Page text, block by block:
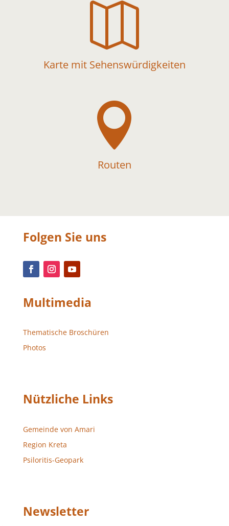

Karte mit Sehenswürdigkeiten

Routen
Folgen Sie uns
Multimedia
Thematische Broschüren
Photos
Nützliche Links
Gemeinde von Amari
Region Kreta
Psiloritis-Geopark
Newsletter